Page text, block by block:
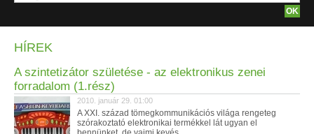
HÍREK
A szintetizátor születése - az elektronikus zenei
forradalom (1.rész)
2010. január 29. 01:00
A XXI. század tömegkommunikációs világa rengeteg
szórakoztató elektronikai termékkel lát ugyan el